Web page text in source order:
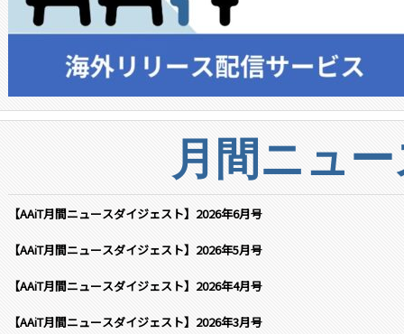
月間ニュ
【AAiT月間ニュースダイジェスト】2026年6月号
【AAiT月間ニュースダイジェスト】2026年5月号
【AAiT月間ニュースダイジェスト】2026年4月号
【AAiT月間ニュースダイジェスト】2026年3月号